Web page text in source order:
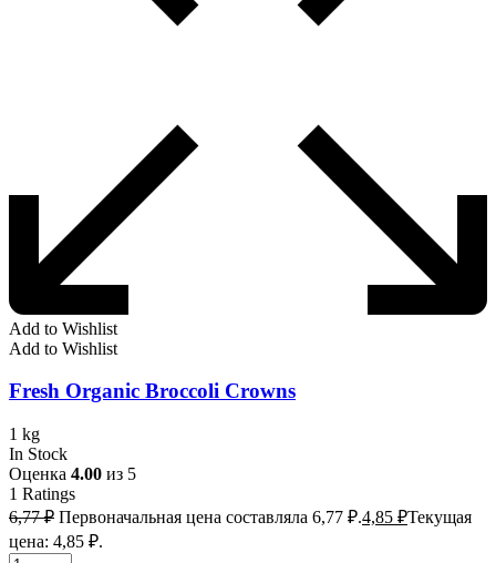
Add to Wishlist
Add to Wishlist
Fresh Organic Broccoli Crowns
1 kg
In Stock
Оценка 4.00 из 5
1 Ratings
6,77₽ Первоначальная цена составляла 6,77 ₽.4,85 ₽Текущая
цена: 4,85 ₽.